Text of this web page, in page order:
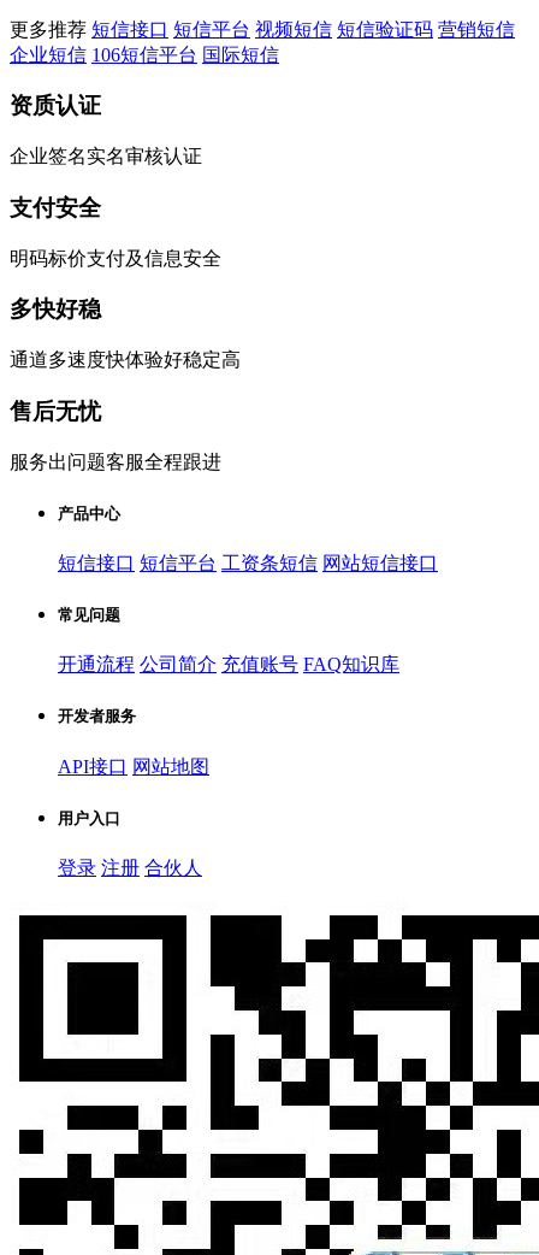
更多推荐 短信接口 短信平台 视频短信 短信验证码 营销短信
企业短信 106短信平台 国际短信
资质认证
企业签名实名审核认证
支付安全
明码标价支付及信息安全
多快好稳
通道多速度快体验好稳定高
售后无忧
服务出问题客服全程跟进
产品中心
短信接口 短信平台 工资条短信 网站短信接口
常见问题
开通流程 公司简介 充值账号 FAQ知识库
开发者服务
API接口 网站地图
用户入口
登录 注册 合伙人